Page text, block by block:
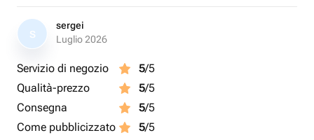
S
sergei
Luglio 2026
Servizio di negozio 5/5
Qualità-prezzo
5/5
Consegna
5/5
Come pubblicizzato
5/5